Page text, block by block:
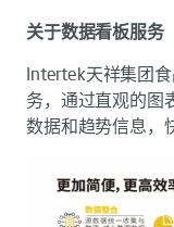
关于数据看板服务
Intertek天祥集团
务，通过直观的图
数据和趋势信息，